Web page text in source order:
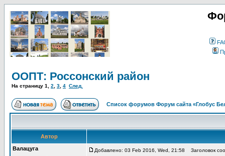
ООПТ: Россонский район
На страницу 1 2 3 4 След.
Список форумов Форум сайта «Глобус
Автор
Валацуга
Добавлено: 03 Feb 2016, Wed, 21:58 Заголовок